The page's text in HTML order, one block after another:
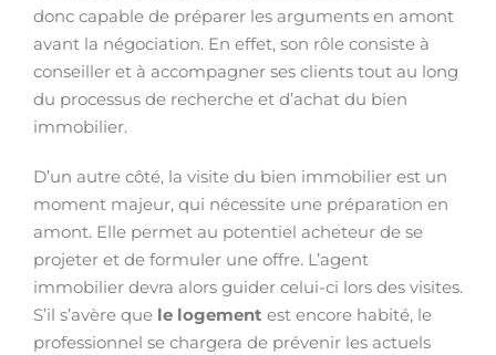
donc capable de préparer les arguments en amont
avant la négociation. En effet, son rôle consiste à
conseiller et à accompagner ses clients tout au long
du processus de recherche et d’achat du bien
immobilier.
D’un autre côté, la visite du bien immobilier est un
moment majeur, qui nécessite une préparation en
amont. Elle permet au potentiel acheteur de se
projeter et de formuler une offre. L’agent
immobilier devra alors guider celui-ci lors des visites.
S’il s’avère que le logement est encore habité, le
professionnel se chargera de prévenir les actuels